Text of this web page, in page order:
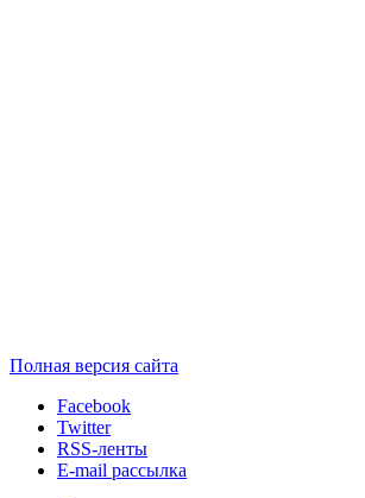
Полная версия сайта
Facebook
Twitter
RSS-ленты
E-mail рассылка